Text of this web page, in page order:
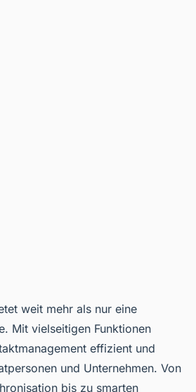
die beste
lösung
weit mehr als nur eine
Mit vielseitigen Funktionen
effizient und
und Unternehmen. Von
bis zu smarten